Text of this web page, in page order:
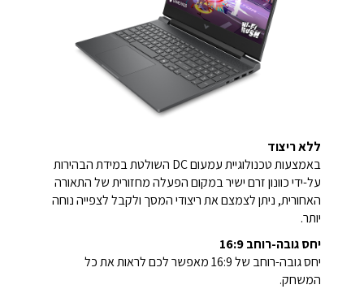
ללא ריצוד
באמצעות טכנולוגיית עמעום DC השולטת במידת הבהירות
על-ידי כוונון זרם ישיר במקום הפעלה מחזורית של התאורה
האחורית, ניתן לצמצם את ריצודי המסך ולקבל לצפייה נוחה
יותר.
יחס גובה-רוחב 16:9
יחס גובה-רוחב של 16:9 מאפשר לכם לראות את כל
המשחק.